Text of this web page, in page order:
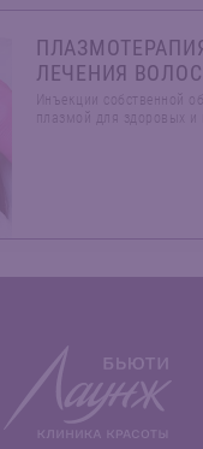
ЛЕЧЕНИЯ ВОЛОС
Инъекции собственной
плазмой для здоровых и